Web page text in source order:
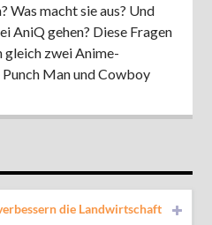
Was macht sie aus? Und
AniQ gehen? Diese Fragen
gleich zwei Anime-
Man und Cowboy
die Landwirtschaft